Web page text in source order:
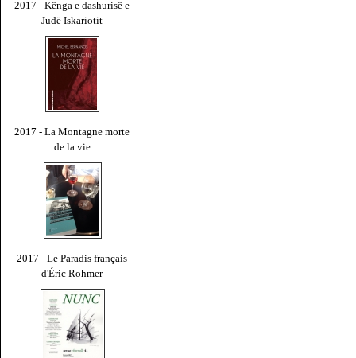
2017 - Kënga e dashurisë e
Judë Iskariotit
2017 - La Montagne morte
de la vie
2017 - Le Paradis français
d'Éric Rohmer